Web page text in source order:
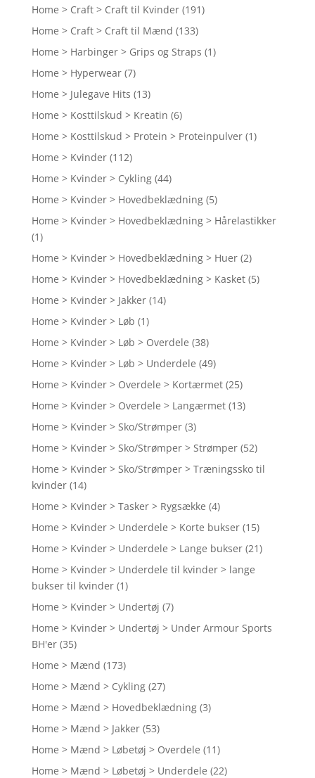
Home > Craft > Craft til Kvinder (191)
Home > Craft > Craft til Mænd (133)
Home > Harbinger > Grips og Straps (1)
Home > Hyperwear (7)
Home > Julegave Hits (13)
Home > Kosttilskud > Kreatin (6)
Home > Kosttilskud > Protein > Proteinpulver (1)
Home > Kvinder (112)
Home > Kvinder > Cykling (44)
Home > Kvinder > Hovedbeklædning (5)
Home > Kvinder > Hovedbeklædning > Hårelastikker
(1)
Home > Kvinder > Hovedbeklædning > Huer (2)
Home > Kvinder > Hovedbeklædning > Kasket (5)
Home > Kvinder > Jakker (14)
Home > Kvinder > Løb (1)
Home > Kvinder > Løb > Overdele (38)
Home > Kvinder > Løb > Underdele (49)
Home > Kvinder > Overdele > Kortærmet (25)
Home > Kvinder > Overdele > Langærmet (13)
Home > Kvinder > Sko/Strømper (3)
Home > Kvinder > Sko/Strømper > Strømper (52)
Home > Kvinder > Sko/Strømper > Træningssko til
kvinder (14)
Home > Kvinder > Tasker > Rygsække (4)
Home > Kvinder > Underdele > Korte bukser (15)
Home > Kvinder > Underdele > Lange bukser (21)
Home > Kvinder > Underdele til kvinder > lange
bukser til kvinder (1)
Home > Kvinder > Undertøj (7)
Home > Kvinder > Undertøj > Under Armour Sports
BH'er (35)
Home > Mænd (173)
Home > Mænd > Cykling (27)
Home > Mænd > Hovedbeklædning (3)
Home > Mænd > Jakker (53)
Home > Mænd > Løbetøj > Overdele (11)
Home > Mænd > Løbetøj > Underdele (22)